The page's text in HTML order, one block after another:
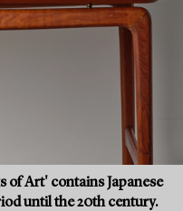
of Art' contains Japanese
until the 20th century.